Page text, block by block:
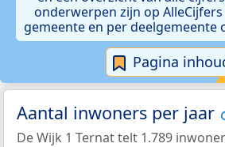
onderwerpen zijn op
gemeente en per deelgemeente
Pagina
Aantal inwoners per jaar
De Wijk 1 Ternat telt 1.789